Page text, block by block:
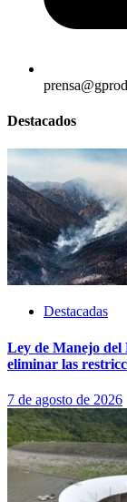
Destacados
Destacadas
Ley de Manejo del
eliminar las
7 de agosto de 2026